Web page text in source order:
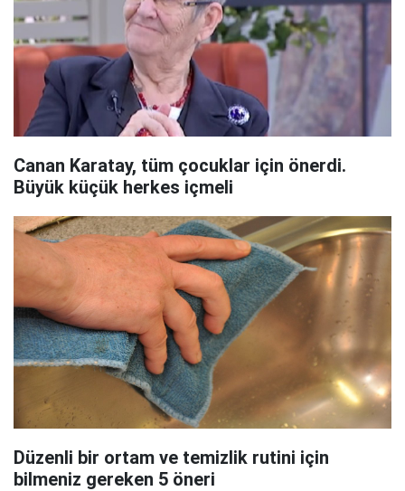
Canan Karatay, tüm çocuklar için önerdi.
Büyük küçük herkes içmeli
Düzenli bir ortam ve temizlik rutini için
bilmeniz gereken 5 öneri